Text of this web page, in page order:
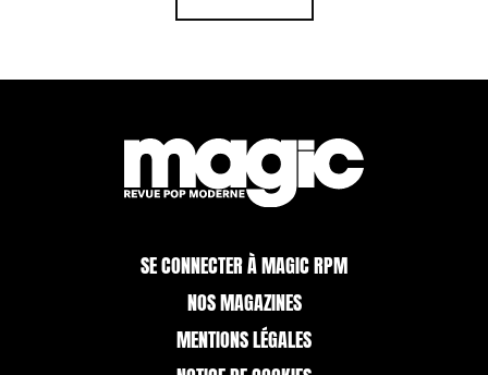
SE CONNECTER À MAGIC RPM
NOS MAGAZINES
MENTIONS LÉGALES